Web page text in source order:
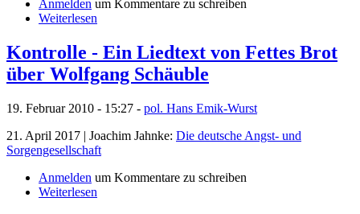
Anmelden um Kommentare zu schreiben
Weiterlesen
Kontrolle - Ein Liedtext von Fettes Brot
über Wolfgang Schäuble
19. Februar 2010 - 15:27 - pol. Hans Emik-Wurst
21. April 2017 | Joachim Jahnke: Die deutsche Angst- und
Sorgengesellschaft
Anmelden um Kommentare zu schreiben
Weiterlesen